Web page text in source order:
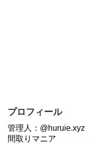
プロフィール
管理人：@huruie.xyz
間取りマニア